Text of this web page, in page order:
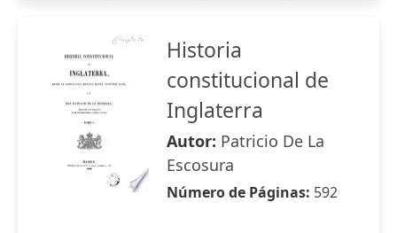
Historia
constitucional de
Inglaterra
Autor: Patricio De La
Escosura
Número de Páginas: 592